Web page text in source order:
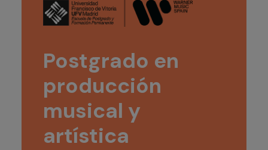
Postgrado en
producción
musical y
artística